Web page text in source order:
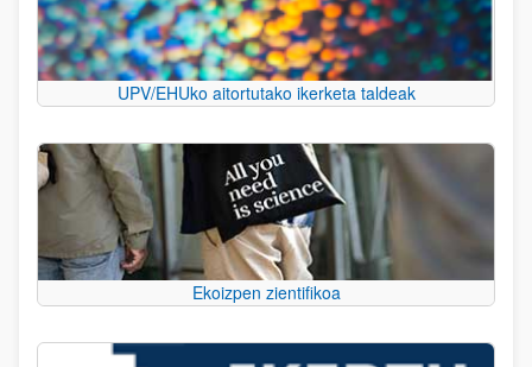
UPV/EHUko aitortutako ikerketa taldeak
Ekoizpen zientifikoa